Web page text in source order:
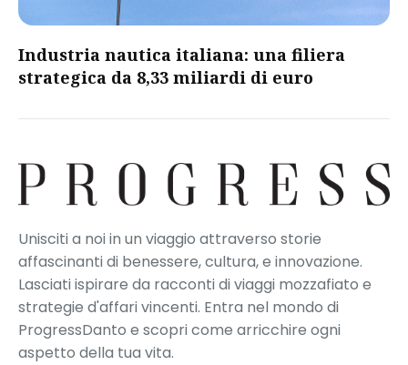
​Industria nautica italiana: una filiera
strategica da 8,33 miliardi di euro​
Unisciti a noi in un viaggio attraverso storie
affascinanti di benessere, cultura, e innovazione.
Lasciati ispirare da racconti di viaggi mozzafiato e
strategie d'affari vincenti. Entra nel mondo di
ProgressDanto e scopri come arricchire ogni
aspetto della tua vita.